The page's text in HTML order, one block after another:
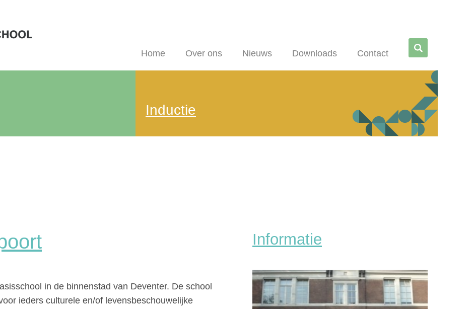
Home Over ons Nieuws Downloads Contact
Zoe
ken
Inductie
in de binnenstad van Deventer. De school
ieders culturele en/of levensbeschouwelijke
Informatie